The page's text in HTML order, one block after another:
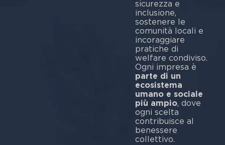
sicurezza e
inclusione,
sostenere le
comunità locali e
incoraggiare
pratiche di
welfare condiviso.
Ogni impresa è
parte di un
ecosistema
umano e sociale
più ampio, dove
ogni scelta
contribuisce al
benessere
collettivo.